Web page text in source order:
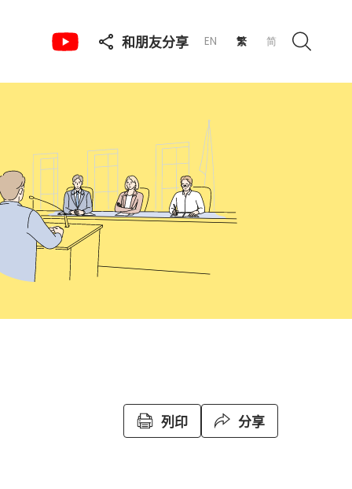
和朋友分享 简
繁
EN
列印 分享